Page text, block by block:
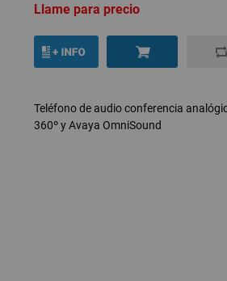
Llame para precio
Teléfono de audio conferencia
360º y Avaya OmniSound